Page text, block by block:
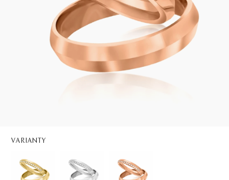
VARIANTY